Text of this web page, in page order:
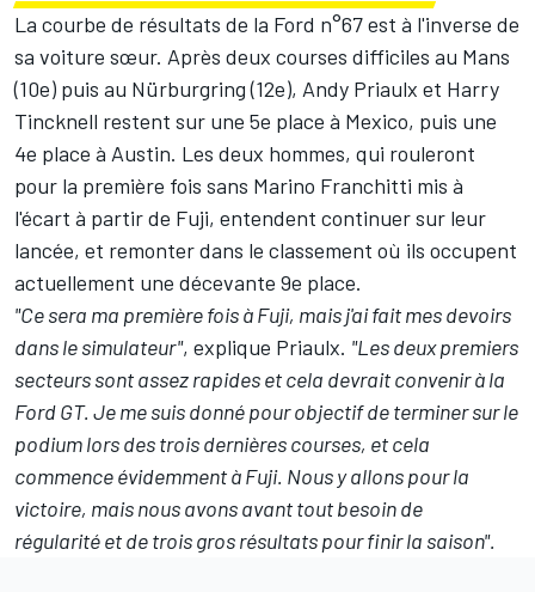
La courbe de résultats de la Ford n°67 est à l'inverse de
sa voiture sœur. Après deux courses difficiles au Mans
(10e) puis au Nürburgring (12e), Andy Priaulx et Harry
Tincknell restent sur une 5e place à Mexico, puis une
4e place à Austin. Les deux hommes, qui rouleront
pour la première fois sans Marino Franchitti mis à
l'écart à partir de Fuji, entendent continuer sur leur
lancée, et remonter dans le classement où ils occupent
actuellement une décevante 9e place.
"Ce sera ma première fois à Fuji, mais j'ai fait mes devoirs
dans le simulateur", explique Priaulx. "Les deux premiers
secteurs sont assez rapides et cela devrait convenir à la
Ford GT. Je me suis donné pour objectif de terminer sur le
podium lors des trois dernières courses, et cela
commence évidemment à Fuji. Nous y allons pour la
victoire, mais nous avons avant tout besoin de
régularité et de trois gros résultats pour finir la saison".